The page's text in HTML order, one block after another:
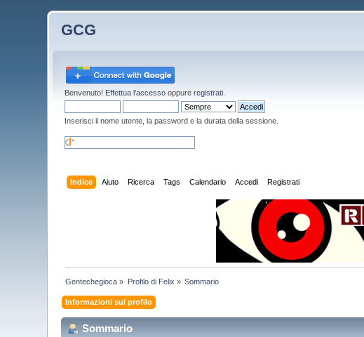
GCG
Benvenuto! Effettua l'accesso oppureregistrati
Inserisci il nome utente, la password e la durata della sessione.
Indice Aiuto Ricerca Tags Calendario Accedi Registrati
Gentechegioca » Profilo di Felix » Sommario
Informazioni sul profilo
Sommario